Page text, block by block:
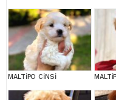
MALTİPO CİNSİ